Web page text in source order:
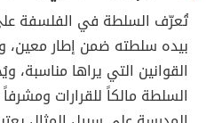
تُعرّف السلطة في الفلسفة
بيده سلطته ضمن إطار
القوانين التي يراها
السلطة مالكاً للقرارات